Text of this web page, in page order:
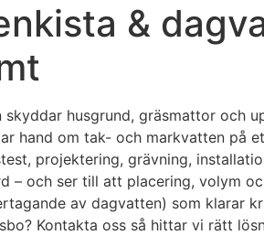
&
husgrund, gräsmattor och
hand om tak- och markvatten på
projektering, grävning,
– och ser till att placering, volym
av dagvatten) som klarar
Kontakta oss så hittar vi rätt